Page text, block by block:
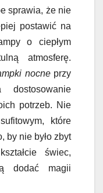
sprawia, że nie
postawić na
o ciepłym
atmosferę.
nocneprzy
potrzeb. Nie
które
by nie było zbyt
świec,
dodać magii